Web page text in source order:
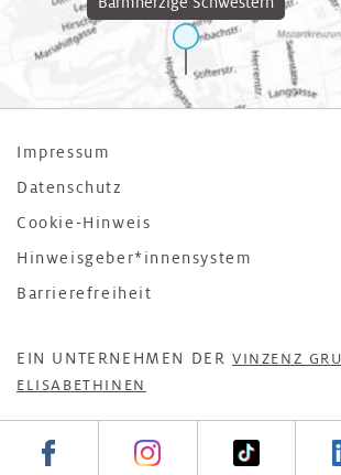
Impressum
Datenschutz
Cookie-Hinweis
Hinweisgeber*innensystem
Barrierefreiheit
EIN UNTERNEHMEN DER VINZENZ
ELISABETHINEN